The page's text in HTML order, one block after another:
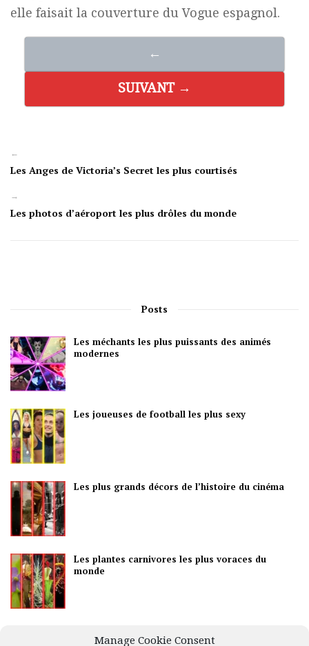
Manage Cookie Consent
elle faisait la couverture du Vogue espagnol.
←
SUIVANT →
←
Les Anges de Victoria’s Secret les plus courtisés
→
Les photos d’aéroport les plus drôles du monde
Posts
Les méchants les plus puissants des animés
modernes
Les joueuses de football les plus sexy
Les plus grands décors de l’histoire du cinéma
Les plantes carnivores les plus voraces du
monde